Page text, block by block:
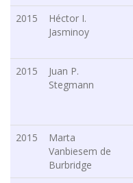
2015
Héctor I.
Jasminoy
2015
Juan P.
Stegmann
2015
Marta
Vanbiesem de
Burbridge